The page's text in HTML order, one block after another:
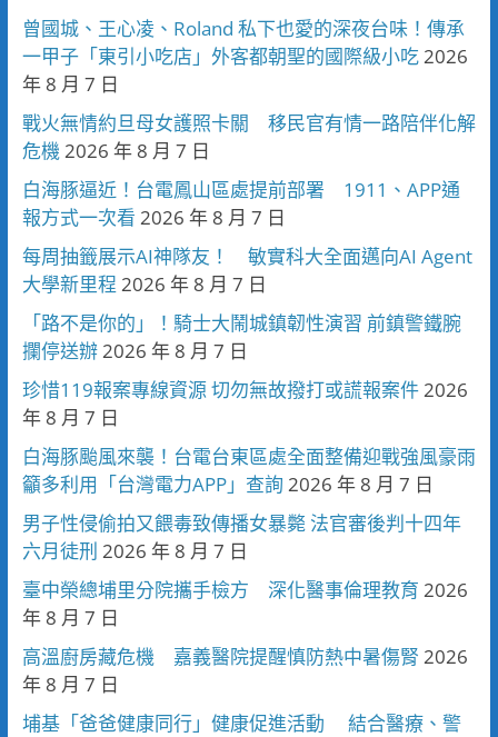
曾國城、王心凌、Roland 私下也愛的深夜台味！傳承
一甲子「東引小吃店」外客都朝聖的國際級小吃2026
年 8 月 7 日
戰火無情約旦母女護照卡關 移民官有情一路陪伴化解
危機2026 年 8 月 7 日
白海豚逼近！台電鳳山區處提前部署 1911、APP通
報方式一次看 2026 年 8 月 7 日
每周抽籤展示AI神隊友！ 敏實科大全面邁向AI Agent
大學新里程 2026 年 8 月 7 日
「路不是你的」！騎士大鬧城鎮韌性演習 前鎮警鐵腕
攔停送辦2026 年 8 月 7 日
珍惜119報案專線資源 切勿無故撥打或謊報案件2026
年 8 月 7 日
白海豚颱風來襲！台電台東區處全面整備迎戰強風豪雨
籲多利用「台灣電力APP」查詢 2026 年 8 月 7 日
男子性侵偷拍又餵毒致傳播女暴斃 法官審後判十四年
六月徒刑 2026 年 8 月 7 日
臺中榮總埔里分院攜手檢方 深化醫事倫理教育 2026
年 8 月 7 日
高溫廚房藏危機 嘉義醫院提醒慎防熱中暑傷腎 2026
年 8 月 7 日
埔基「爸爸健康同行」健康促進活動 結合醫療、警